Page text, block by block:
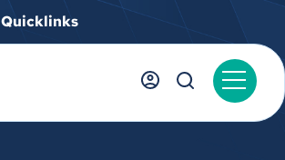
Quicklinks